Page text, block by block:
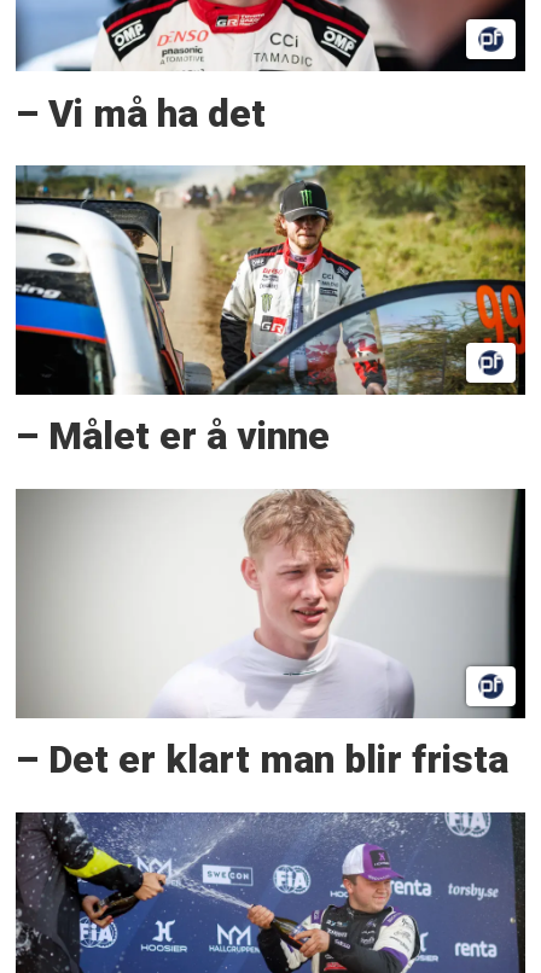
– Vi må ha det
– Målet er å vinne
– Det er klart man blir frista